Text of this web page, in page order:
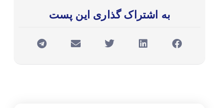
به اشتراک گذاری این پست